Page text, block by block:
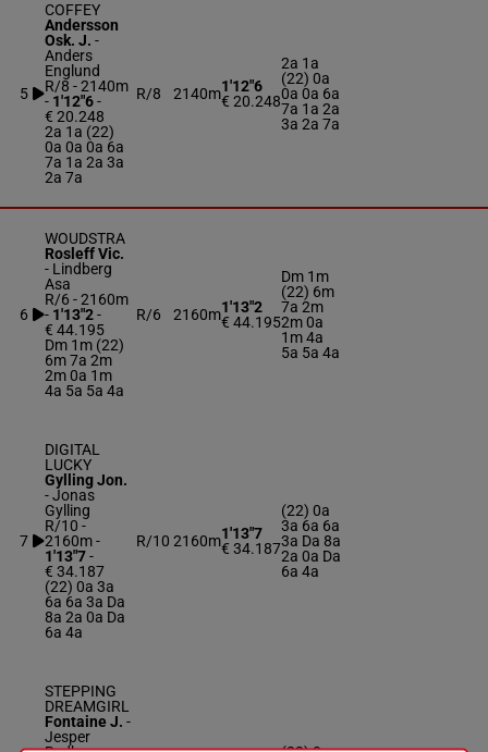
5
COFFEY
Andersson
Osk. J. -
Anders
Englund
R/8 - 2140m
- 1'12"6-
€ 20.248
2a 1a (22)
0a 0a 0a 6a
7a 1a 2a 3a
2a 7a
R/8 2140m1'12"6
€ 20.248
2a 1a
(22) 0a
0a 0a 6a
7a 1a 2a
3a 2a 7a
6
WOUDSTRA
Rosleff Vic.
- Lindberg
Asa
R/6 - 2160m
- 1'13"2-
€ 44.195
Dm 1m (22)
6m 7a 2m
2m 0a 1m
4a 5a 5a 4a
R/6 2160m1'13"2
€ 44.195
Dm 1m
(22) 6m
7a 2m
2m 0a
1m 4a
5a 5a 4a
7
DIGITAL
LUCKY
Gylling Jon.
-Jonas
Gylling
R/10 -
2160m-
1'13"7-
€ 34.187
(22) 0a 3a
6a 6a 3a Da
8a 2a 0a Da
6a 4a
R/10 2160m1'13"7
€ 34.187
(22) 0a
3a 6a 6a
3a Da 8a
2a 0a Da
6a 4a
STEPPING
DREAMGIRL
Fontaine J. -
Jesper